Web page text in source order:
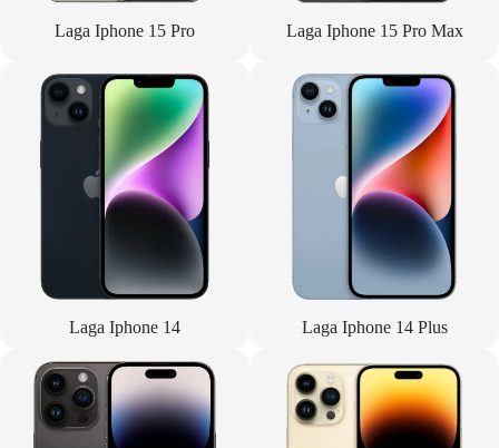
Laga Iphone 15 Pro Laga Iphone 15 Pro Max
Laga Iphone 14 Laga Iphone 14 Plus